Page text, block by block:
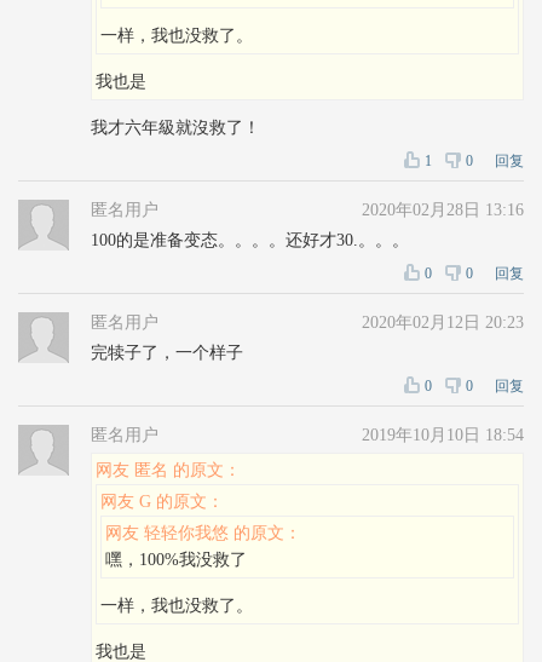
一样，我也没救了。
我也是
我才六年級就沒救了！
1 0 回复
匿名用户
2020年02月28日 13:16
100的是准备变态。。。。还好才30.。。。
0 0 回复
匿名用户
2020年02月12日 20:23
完犊子了，一个样子
0 0 回复
匿名用户
2019年10月10日 18:54
网友 匿名 的原文：
网友 G 的原文：
网友 轻轻你我悠 的原文：
嘿，100%我没救了
一样，我也没救了。
我也是